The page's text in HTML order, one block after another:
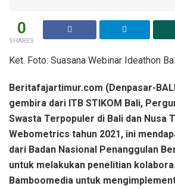
0
SHARES
Ket. Foto: Suasana Webinar Ideathon
Beritafajartimur.com (Denpasar-
gembira dari ITB STIKOM Bali,
Swasta Terpopuler di Bali dan Nusa
Webometrics tahun 2021, ini
dari Badan Nasional Penanggulan
untuk melakukan penelitian
Bamboomedia untuk